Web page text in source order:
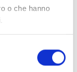
o che hanno
e delle balaustre
tappezzerie.